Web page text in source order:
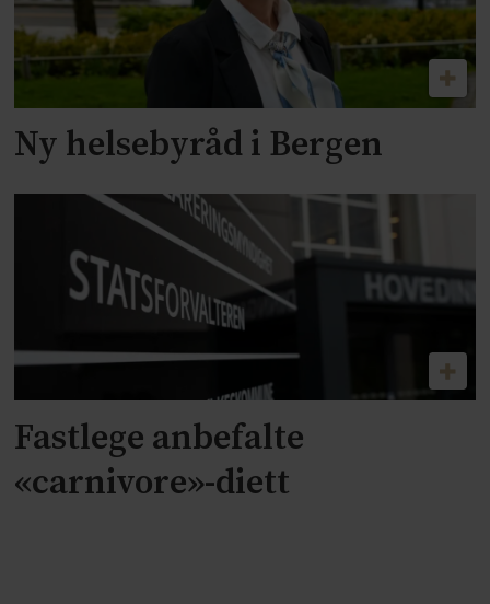
Ny helsebyråd i Bergen
Fastlege anbefalte
«carnivore»-diett